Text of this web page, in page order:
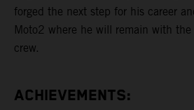
forged the next step for his career
Moto2 where he will remain with
crew.
ACHIEVEMENTS: